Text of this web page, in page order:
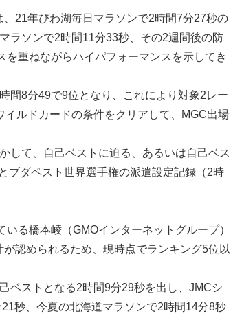
21年びわ湖毎日マラソンで2時間7分27秒の
ラソンで2時間11分33秒、その2週間後の防
重ねながらハイパフォーマンスを示してき
間8分49で9位となり、これにより対象2レー
ルドカードの条件をクリアして、MGC出場
して、自己ベストに迫る、あるいは自己ベス
ブダペスト世界選手権の派遣設定記録（2時
る橋本崚（GMOインターネットグループ）
認められるため、現時点でランキング5位以
ベストとなる2時間9分29秒を出し、JMCシ
秒、今夏の北海道マラソンで2時間14分8秒